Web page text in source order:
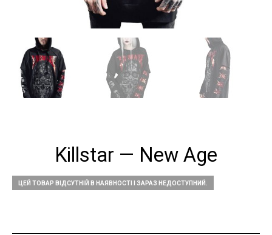
Killstar — New Age
ЦЕЙ ТОВАР ВІДСУТНІЙ В НАЯВНОСТІ І ЗАРАЗ НЕДОСТУПНИЙ.